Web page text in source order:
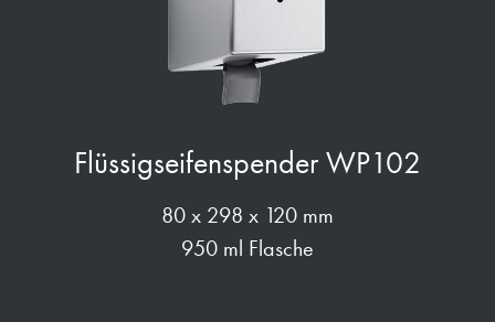
Flüssigseifenspender WP102
80 x 298 x 120 mm
950 ml Flasche